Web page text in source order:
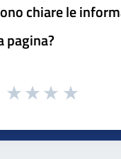
chiare le
pagina?